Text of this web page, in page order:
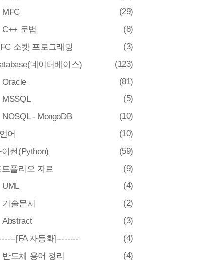
MFC
(29)
C++ 문법
(8)
소켓 프로그래밍
(3)
데이터베이스)
(123)
Oracle
(81)
MSSQL
(5)
NOSQL - MongoDB
(10)
어
(10)
이썬(Python)
(59)
트폴리오 자료
(9)
UML
(4)
기술문서
(2)
Abstract
(3)
[FA 자동화]--------
(4)
반도체 용어 정리
(4)